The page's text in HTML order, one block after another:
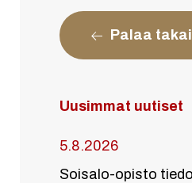
Palaa
Uusimmat uutiset
5.8.2026
Soisalo-opisto